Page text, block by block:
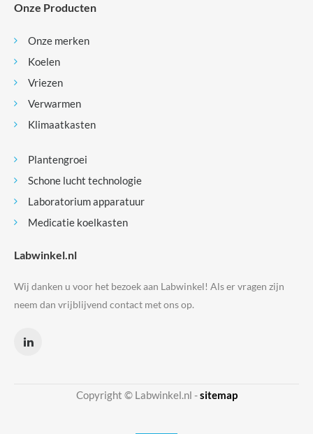
Onze Producten
Onze merken
Koelen
Vriezen
Verwarmen
Klimaatkasten
Plantengroei
Schone lucht technologie
Laboratorium apparatuur
Medicatie koelkasten
Labwinkel.nl
Wij danken u voor het bezoek aan Labwinkel! Als er vragen zijn
neem dan vrijblijvend contact met ons op.
Copyright © Labwinkel.nl -sitemap